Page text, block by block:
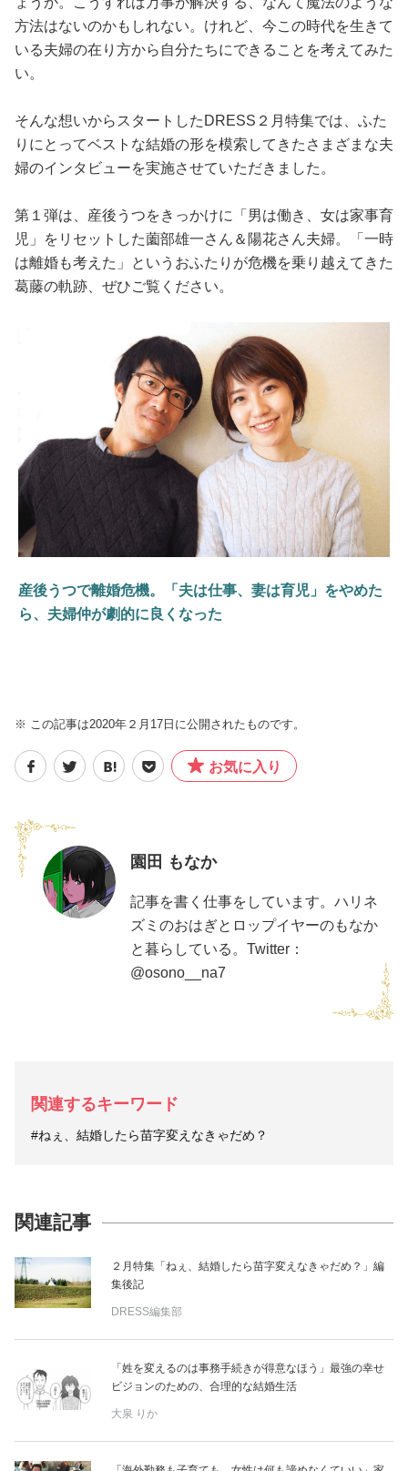
方法はないのかもしれない。けれど、今この時代を生きて
いる夫婦の在り方から自分たちにできることを考えてみた
い。
そんな想いからスタートしたDRESS２月特集では、ふた
りにとってベストな結婚の形を模索してきたさまざまな夫
婦のインタビューを実施させていただきました。
第１弾は、産後うつをきっかけに「男は働き、女は家事育
児」をリセットした薗部雄一さん＆陽花さん夫婦。「一時
は離婚も考えた」というおふたりが危機を乗り越えてきた
葛藤の軌跡、ぜひご覧ください。
産後うつで離婚危機。「夫は仕事、妻は育児」をやめた
ら、夫婦仲が劇的に良くなった
※ この記事は2020年２月17日に公開されたものです。
お気に入り
園田 もなか
記事を書く仕事をしています。ハリネ
ズミのおはぎとロップイヤーのもなか
と暮らしている。Twitter：
@osono__na7
関連するキーワード
#ねぇ、結婚したら苗字変えなきゃだめ？
関連記事
２月特集「ねぇ、結婚したら苗字変えなきゃだめ？」編
集後記
DRESS編集部
「姓を変えるのは事務手続きが得意なほう」最強の幸せ
ビジョンのための、合理的な結婚生活
大泉 りか